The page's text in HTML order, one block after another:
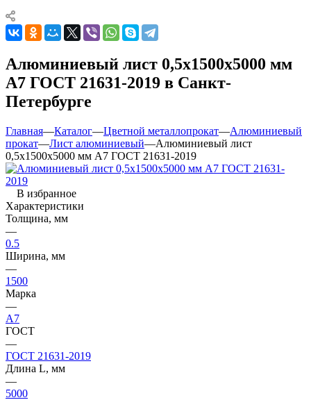
Алюминиевый лист 0,5х1500х5000 мм
А7 ГОСТ 21631-2019 в Санкт-
Петербурге
Главная—Каталог—Цветной металлопрокат—Алюминиевый
прокат—Лист алюминиевый—Алюминиевый лист
0,5х1500х5000 мм А7 ГОСТ 21631-2019
В избранное
Характеристики
Толщина, мм
—
0.5
Ширина, мм
—
1500
Марка
—
А7
ГОСТ
—
ГОСТ 21631-2019
Длина L, мм
—
5000